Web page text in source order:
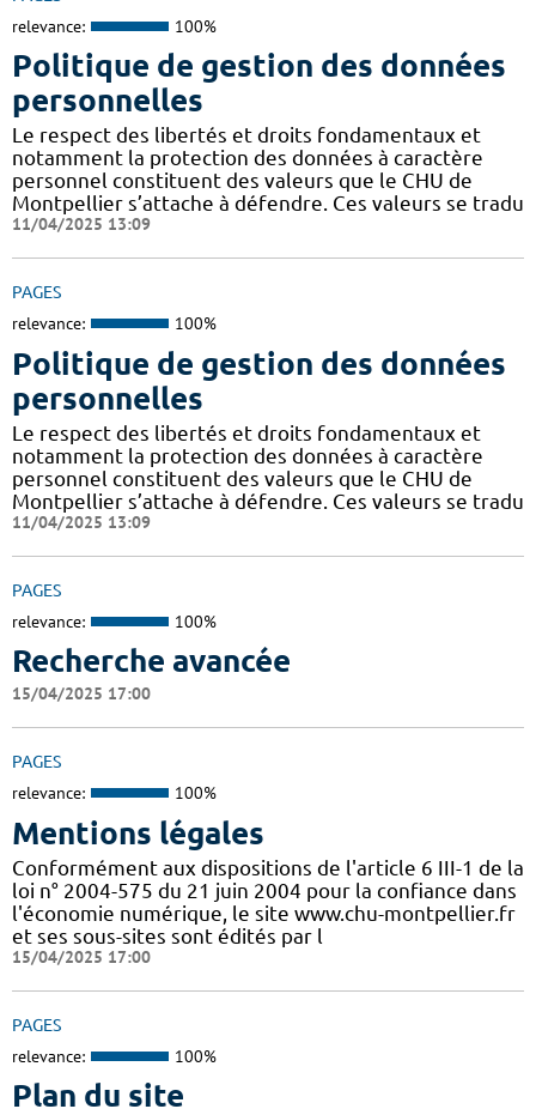
relevance: 100%
Politique de gestion des données
personnelles
Le respect des libertés et droits fondamentaux et
notamment la protection des données à caractère
personnel constituent des valeurs que le CHU de
Montpellier s’attache à défendre. Ces valeurs se tradu
11/04/2025 13:09
PAGES
relevance: 100%
Politique de gestion des données
personnelles
Le respect des libertés et droits fondamentaux et
notamment la protection des données à caractère
personnel constituent des valeurs que le CHU de
Montpellier s’attache à défendre. Ces valeurs se tradu
11/04/2025 13:09
PAGES
relevance: 100%
Recherche avancée
15/04/2025 17:00
PAGES
relevance: 100%
Mentions légales
Conformément aux dispositions de l'article 6 III-1 de la
loi n° 2004-575 du 21 juin 2004 pour la confiance dans
l'économie numérique, le site www.chu-montpellier.fr
et ses sous-sites sont édités par l
15/04/2025 17:00
PAGES
relevance: 100%
Plan du site